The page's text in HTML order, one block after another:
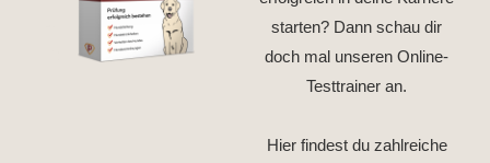
starten? Dann schau dir
doch mal unseren Online-
Testtrainer an.
Hier findest du zahlreiche